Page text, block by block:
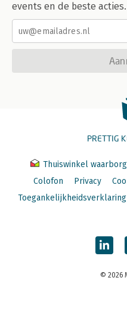
events en de beste acties.
PRETTIG
Thuiswinkel waarborg
Colofon
Privacy
Toegankelijkheidsverklaring
© 2026